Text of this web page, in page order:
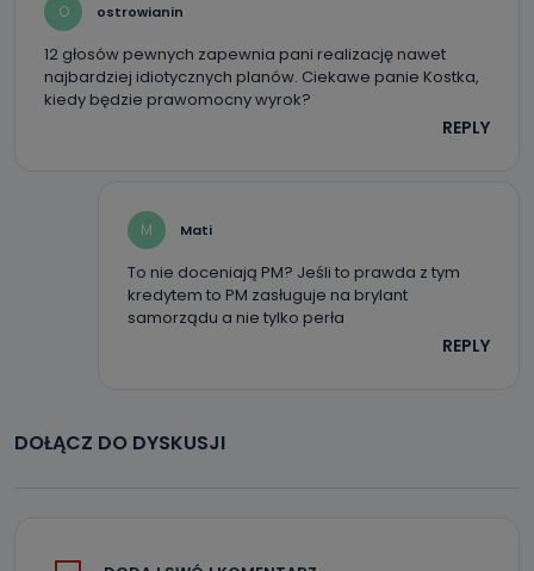
O ostrowianin
12 głosów pewnych zapewnia pani realizację nawet
najbardziej idiotycznych planów. Ciekawe panie Kostka,
kiedy będzie prawomocny wyrok?
REPLY
M Mati
To nie doceniają PM? Jeśli to prawda z tym
kredytem to PM zasługuje na brylant
samorządu a nie tylko perła
REPLY
DOŁĄCZ DO DYSKUSJI